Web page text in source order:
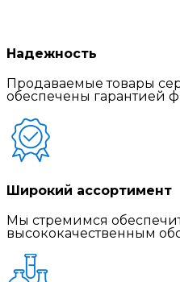
Надежность
Продаваемые товары
обеспечены гарантией
Широкий ассортимент
Мы стремимся
высококачественным